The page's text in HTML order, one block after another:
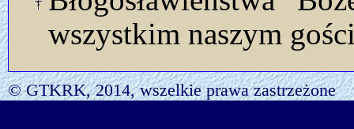
wszystkim naszym
© GTKRK, 2014, wszelkie prawa zastrzeżone